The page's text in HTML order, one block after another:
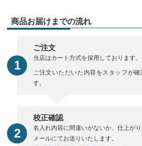
商品お届けまでの流れ
ご注文
当店はカート方式を採用しております。
ご注文いただいた内容をスタッフが確
す。
校正確認
名入れ内容に間違いがないか、仕上が
メールにてお送りいたします。